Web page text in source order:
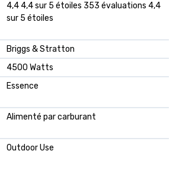
4,4 4,4 sur 5 étoiles 353 évaluations 4,4
sur 5 étoiles
Briggs & Stratton
4500 Watts
Essence
Alimenté par carburant
Outdoor Use